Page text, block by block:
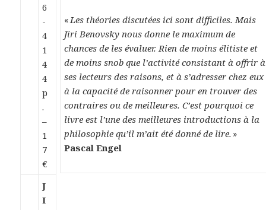
« Les théories discutées ici sont difficiles. Mais
Jiri Benovsky nous donne le maximum de
chances de les évaluer. Rien de moins élitiste et
de moins snob que l’activité consistant à offrir à
ses lecteurs des raisons, et à s’adresser chez eux
à la capacité de raisonner pour en trouver des
contraires ou de meilleures. C’est pourquoi ce
livre est l’une des meilleures introductions à la
philosophie qu’il m’ait été donné de lire. »
Pascal Engel
6
-
4
1
4
4
p
.
–
1
7
€
J
I